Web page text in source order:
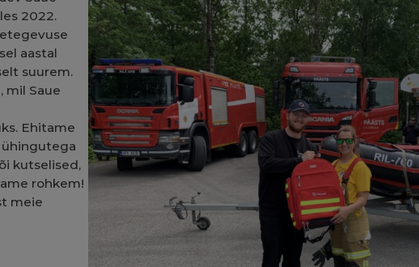
2022.
aastal
suurem.
mil Saue
Ehitame
ühingutega
kutselised,
rohkem!
meie